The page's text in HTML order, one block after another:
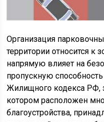
Организация
территории относится к
напрямую влияет на
пропускную
Жилищного кодекса РФ,
котором расположен
благоустройства,